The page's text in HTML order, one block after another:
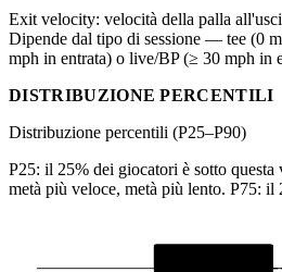
Exit velocity: velocità della palla
Dipende dal tipo di sessione — tee (0
mph in entrata) o live/BP (≥ 30 mph in
DISTRIBUZIONE PERCENTILI
Distribuzione percentili (P25–P90)
P25: il 25% dei giocatori è sotto questa
metà più veloce, metà più lento. P75: il